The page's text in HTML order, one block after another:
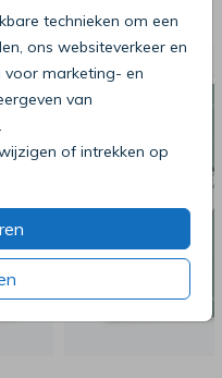
technieken om een
ons websiteverkeer en
voor marketing- en
van
of intrekken op